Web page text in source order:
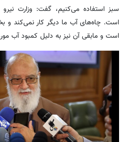
سبز استفاده می‌کنیم، گفت: وزارت
است. چاه‌های آب ما دیگر کار نمی‌کند و
است و مابقی آن نیز به دلیل کمبود آب